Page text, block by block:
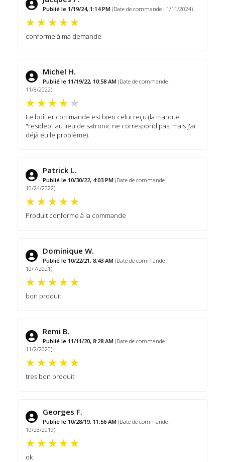
Publié le 1/19/24, 1:14 PM (Date de commande : 1/11/2024)
conforme à ma demande
Michel H.
Publié le 11/19/22, 10:58 AM (Date de commande :
11/8/2022)
Le boîtier commande est bien celui reçu (la marque
"resideo" au lieu de satronic ne correspond pas, mais j'ai
déjà eu le problème).
Patrick L.
Publié le 10/30/22, 4:03 PM (Date de commande :
10/24/2022)
Produit conforme à la commande
Dominique W.
Publié le 10/22/21, 8:43 AM (Date de commande :
10/7/2021)
bon produit
Remi B.
Publié le 11/11/20, 8:28 AM (Date de commande :
11/2/2020)
tres bon produit
Georges F.
Publié le 10/28/19, 11:56 AM (Date de commande :
10/23/2019)
ok